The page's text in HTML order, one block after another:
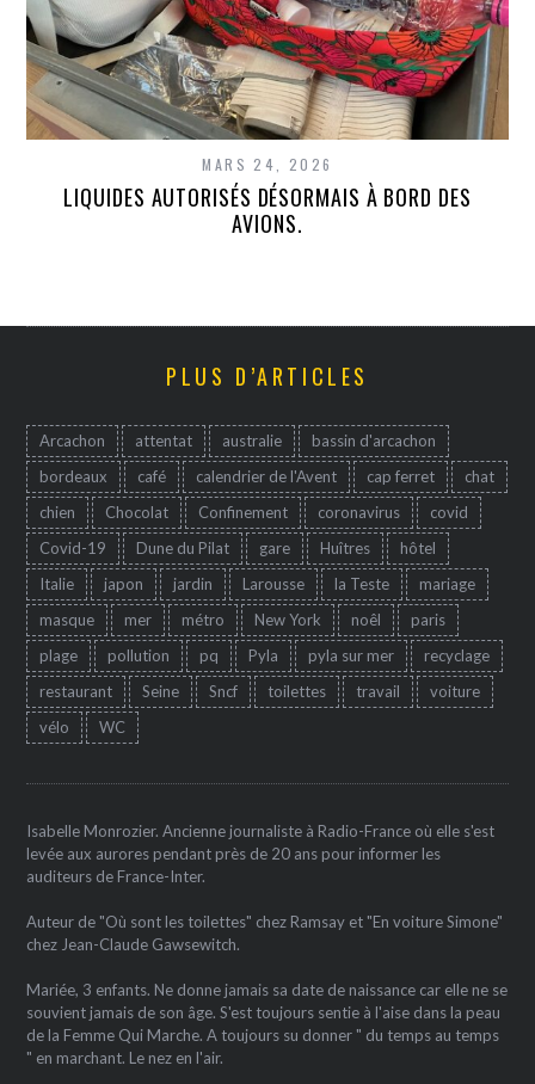
MARS 24, 2026
LIQUIDES AUTORISÉS DÉSORMAIS À BORD DES
AVIONS.
PLUS D’ARTICLES
Arcachon attentat australie
bassin d'arcachon
bordeaux
café calendrier de l'Avent cap ferret
chat
chien
Chocolat Confinement coronavirus
covid
Covid-19
Dune du Pilat gare Huîtres
hôtel
Italie
japon jardin Larousse la Teste
mariage
masque
mer métro New York noêl
paris
plage
pollution pq Pyla pyla sur mer
recyclage
restaurant
Seine Sncf toilettes travail
voiture
vélo
WC
Isabelle Monrozier. Ancienne journaliste à Radio-France où elle s'est
levée aux aurores pendant près de 20 ans pour informer les
auditeurs de France-Inter.
Auteur de "Où sont les toilettes" chez Ramsay et "En voiture Simone"
chez Jean-Claude Gawsewitch.
Mariée, 3 enfants. Ne donne jamais sa date de naissance car elle ne se
souvient jamais de son âge. S'est toujours sentie à l'aise dans la peau
de la Femme Qui Marche. A toujours su donner " du temps au temps
" en marchant. Le nez en l'air.